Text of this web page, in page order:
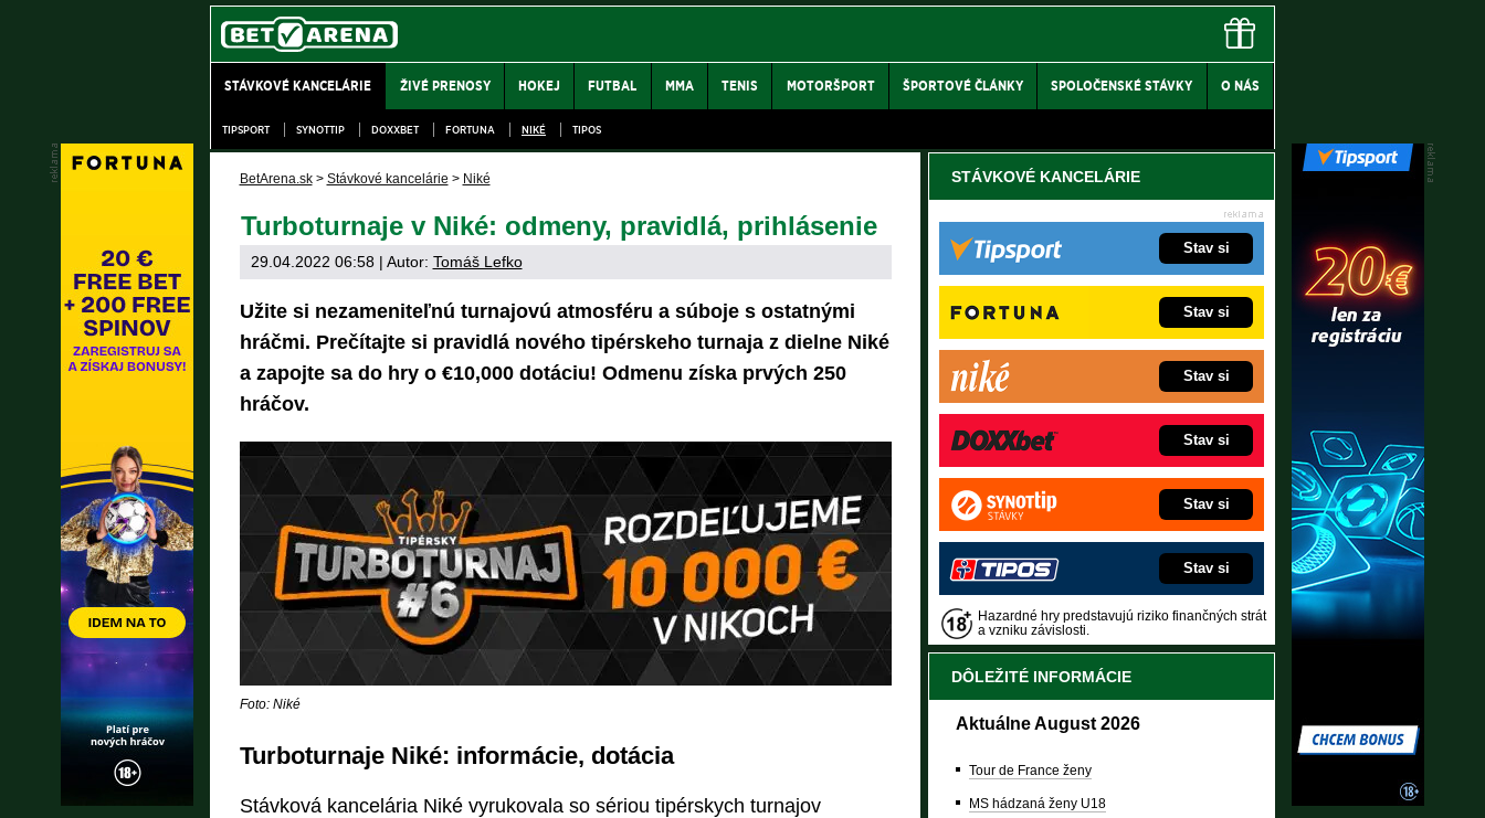
STÁVKOVÉ KANCELÁRIE ŽIVÉ PRENOSY HOKEJ FUTBAL MMA TENIS MOTORŠPORT ŠPORTOVÉ ČLÁNKY SPOLOČENSKÉ STÁVKY O NÁS
TIPSPORT SYNOTTIP DOXXBET FORTUNA NIKÉ TIPOS
BetArena.sk > Stávkové kancelárie > Niké
Turboturnaje v Niké: odmeny, pravidlá, prihlásenie
29.04.2022 06:58 | Autor: Tomáš Lefko
Užite si nezameniteľnú turnajovú atmosféru a súboje s ostatnými
hráčmi. Prečítajte si pravidlá nového tipérskeho turnaja z dielne Niké
a zapojte sa do hry o €10,000 dotáciu! Odmenu získa prvých 250
hráčov.
Foto: Niké
Turboturnaje Niké: informácie, dotácia
Stávková kancelária Niké vyrukovala so sériou tipérskych turnajov
STÁVKOVÉ KANCELÁRIE
Stav si
Stav si
Stav si
Stav si
Stav si
Stav si
Hazardné hry predstavujú riziko finančných strát
a vzniku závislosti.
DÔLEŽITÉ INFORMÁCIE
Aktuálne August 2026
Tour de France ženy
MS hádzaná ženy U18